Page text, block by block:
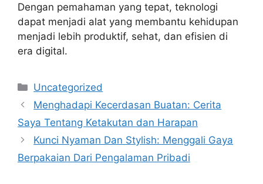
Dengan pemahaman yang tepat, teknologi
dapat menjadi alat yang membantu kehidupan
menjadi lebih produktif, sehat, dan efisien di
era digital.
Categories
Uncategorized
Menghadapi Kecerdasan Buatan: Cerita
Saya Tentang Ketakutan dan Harapan
Kunci Nyaman Dan Stylish: Menggali Gaya
Berpakaian Dari Pengalaman Pribadi